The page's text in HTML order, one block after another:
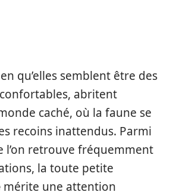
qu’elles semblent être des
abritent
caché, où la faune se
recoins inattendus. Parmi
l’on retrouve fréquemment
la toute petite
mérite une attention